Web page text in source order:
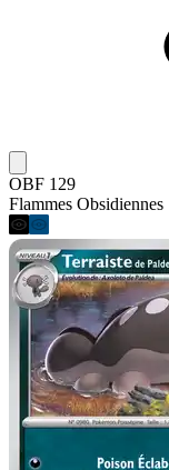
OBF 129
Flammes Obsidiennes